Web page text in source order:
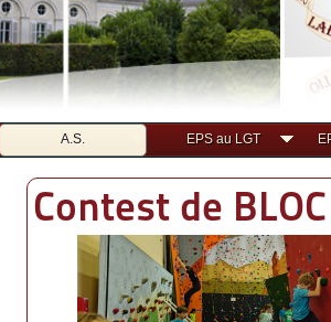
A.S. EPS au LGT
Contest de